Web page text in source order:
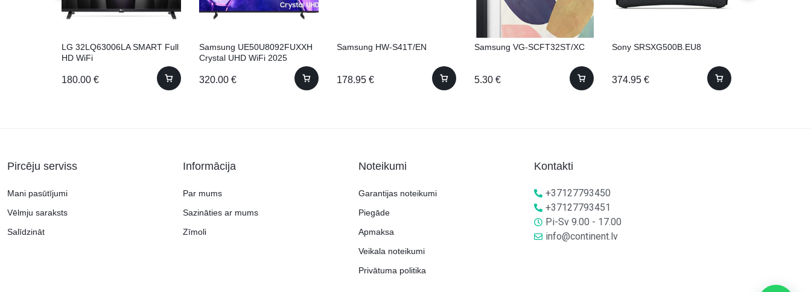
LG 32LQ63006LA SMART Full
HD WiFi
180.00 €
Samsung UE50U8092FUXXH
Crystal UHD WiFi 2025
320.00 €
Samsung HW-S41T/EN
178.95 €
Samsung VG-SCFT32ST/XC
5.30 €
Sony SRSXG500B.EU8
374.95 €
Pircēju serviss
Mani pasūtījumi
Vēlmju saraksts
Salīdzināt
Informācija
Par mums
Sazināties ar mums
Zīmoli
Noteikumi
Garantijas noteikumi
Piegāde
Apmaksa
Veikala noteikumi
Privātuma politika
Kontakti
+37127793450
+37127793451
Pi-Sv 9.00 - 17.00
info@continent.lv